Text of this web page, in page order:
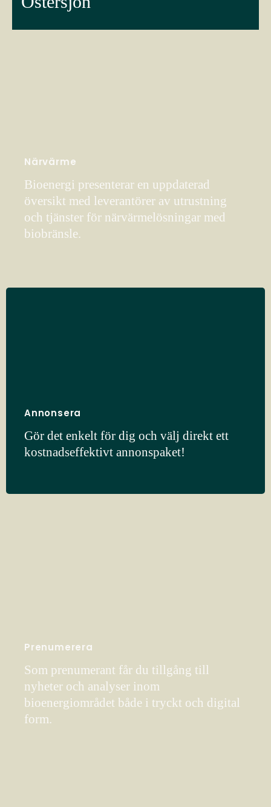
Närvärme
Bioenergi presenterar en uppdaterad
översikt med leverantörer av utrustning
och tjänster för närvärmelösningar med
biobränsle.
Annonsera
Gör det enkelt för dig och välj direkt ett
kostnadseffektivt annonspaket!
Prenumerera
Som prenumerant får du tillgång till
nyheter och analyser inom
bioenergiområdet både i tryckt och digital
form.